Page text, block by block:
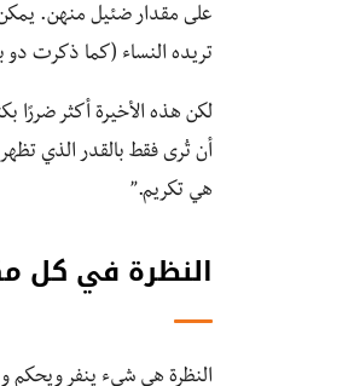
على مقدار ضئيل منهن. يمكن
تريده النساء (كما ذكرت دو
لكن هذه الأخيرة أكثر ضررًا
أن تُرى فقط بالقدر الذي
هي تكريم.”
النظرة في كل
النظرة هي شيء ينفر ويحكم